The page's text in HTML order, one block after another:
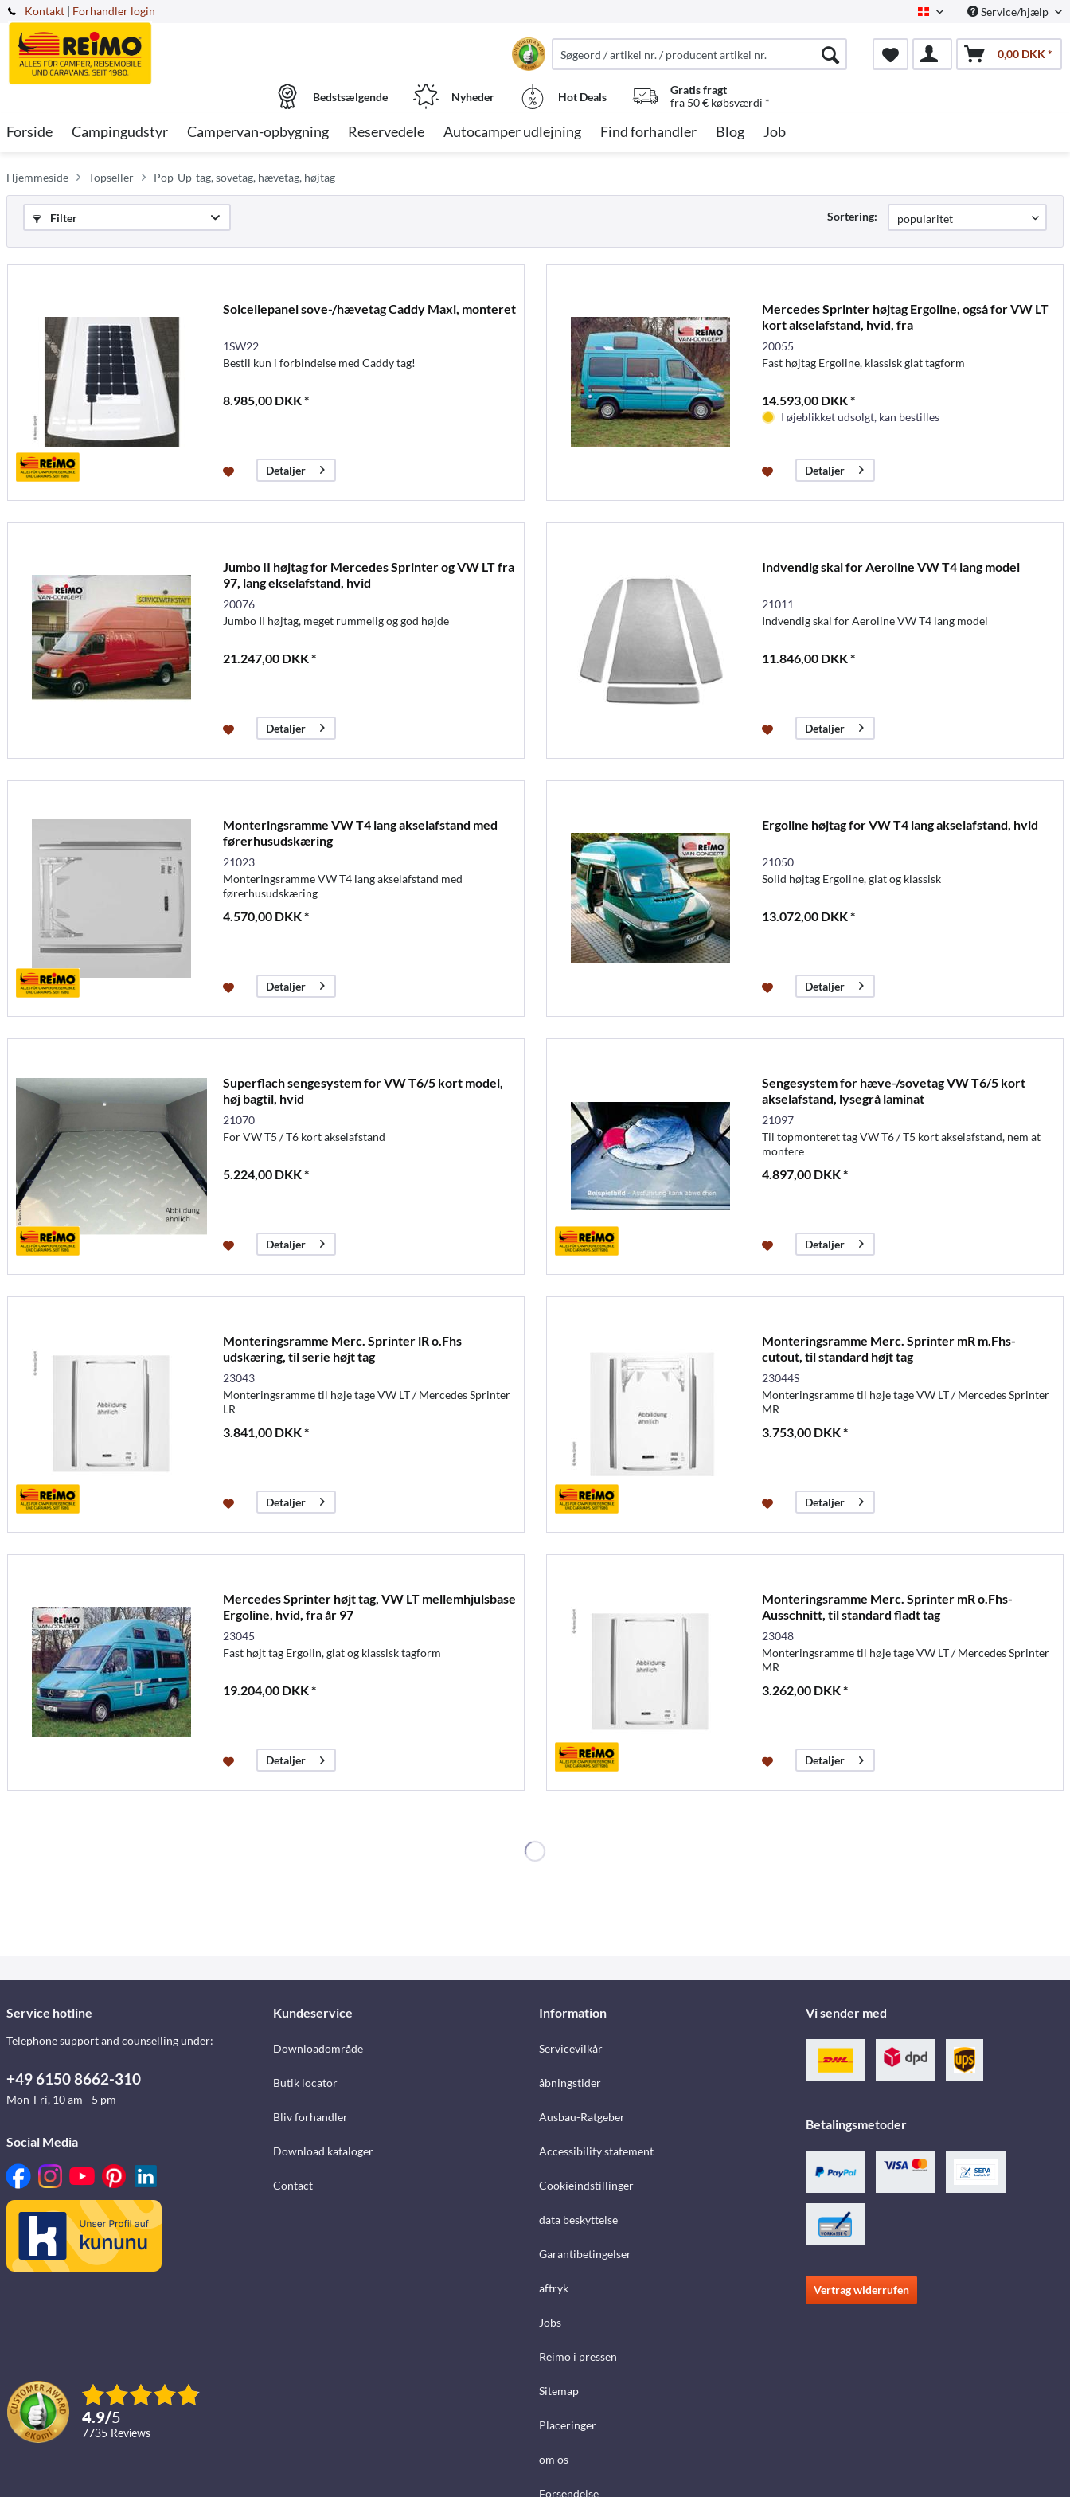
Kontakt Dansk Service/hjælp
| Forhandler login
0,00 DKK *
Bedstsælgende Nyheder Hot Deals
Gratis fragt
fra 50 € købsværdi *
Forside Campingudstyr Campervan-opbygning Reservedele Autocamper udlejning Find forhandler Blog Job
Hjemmeside Topseller Pop-Up-tag, sovetag, hævetag, højtag
Filter Sortering:
Solcellepanel sove-/hævetag Caddy Maxi, monteret
1SW22
Bestil kun i forbindelse med Caddy tag!
8.985,00 DKK *
Detaljer
Mercedes Sprinter højtag Ergoline, også for VW LT
kort akselafstand, hvid, fra
20055
Fast højtag Ergoline, klassisk glat tagform
14.593,00 DKK *
I øjeblikket udsolgt, kan bestilles
Detaljer
Jumbo II højtag for Mercedes Sprinter og VW LT fra
97, lang ekselafstand, hvid
20076
Jumbo II højtag, meget rummelig og god højde
21.247,00 DKK *
Detaljer
Indvendig skal for Aeroline VW T4 lang model
21011
Indvendig skal for Aeroline VW T4 lang model
11.846,00 DKK *
Detaljer
Monteringsramme VW T4 lang akselafstand med
førerhusudskæring
21023
Monteringsramme VW T4 lang akselafstand med
førerhusudskæring
4.570,00 DKK *
Detaljer
Ergoline højtag for VW T4 lang akselafstand, hvid
21050
Solid højtag Ergoline, glat og klassisk
13.072,00 DKK *
Detaljer
Superflach sengesystem for VW T6/5 kort model,
høj bagtil, hvid
21070
For VW T5 / T6 kort akselafstand
5.224,00 DKK *
Detaljer
Sengesystem for hæve-/sovetag VW T6/5 kort
akselafstand, lysegrå laminat
21097
Til topmonteret tag VW T6 / T5 kort akselafstand, nem at
montere
4.897,00 DKK *
Detaljer
Monteringsramme Merc. Sprinter lR o.Fhs
udskæring, til serie højt tag
23043
Monteringsramme til høje tage VW LT / Mercedes Sprinter
LR
3.841,00 DKK *
Detaljer
Monteringsramme Merc. Sprinter mR m.Fhs-
cutout, til standard højt tag
23044S
Monteringsramme til høje tage VW LT / Mercedes Sprinter
MR
3.753,00 DKK *
Detaljer
Mercedes Sprinter højt tag, VW LT mellemhjulsbase
Ergoline, hvid, fra år 97
23045
Fast højt tag Ergolin, glat og klassisk tagform
19.204,00 DKK *
Detaljer
Monteringsramme Merc. Sprinter mR o.Fhs-
Ausschnitt, til standard fladt tag
23048
Monteringsramme til høje tage VW LT / Mercedes Sprinter
MR
3.262,00 DKK *
Detaljer
Service hotline
Telephone support and counselling under:
+49 6150 8662-310
Mon-Fri, 10 am - 5 pm
Social Media
4.9/5
7735 reviews
Kundeservice
Downloadområde
Butik locator
Bliv forhandler
Download kataloger
Contact
Information
Servicevilkår
åbningstider
Ausbau-Ratgeber
Accessibility statement
Cookieindstillinger
data beskyttelse
Garantibetingelser
aftryk
Jobs
Reimo i pressen
Sitemap
Placeringer
om os
Forsendelse
Vi sender med
Betalingsmetoder
Vertrag widerrufen